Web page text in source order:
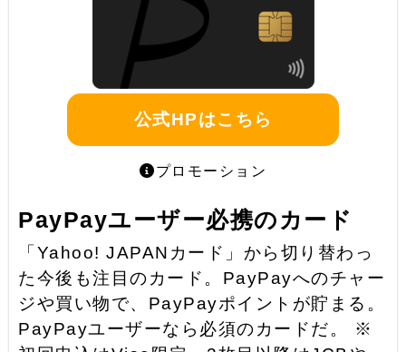
公式HPはこちら
プロモーション
PayPayユーザー必携のカード
「Yahoo! JAPANカード」から切り替わっ
た今後も注目のカード。PayPayへのチャー
ジや買い物で、PayPayポイントが貯まる。
PayPayユーザーなら必須のカードだ。 ※